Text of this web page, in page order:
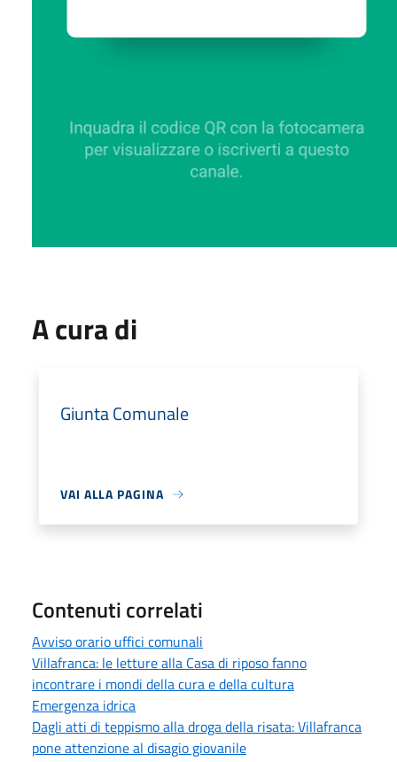
A cura di
Giunta Comunale
VAI ALLA PAGINA
Contenuti correlati
Avviso orario uffici comunali
Villafranca: le letture alla Casa di riposo fanno
incontrare i mondi della cura e della cultura
Emergenza idrica
Dagli atti di teppismo alla droga della risata: Villafranca
pone attenzione al disagio giovanile